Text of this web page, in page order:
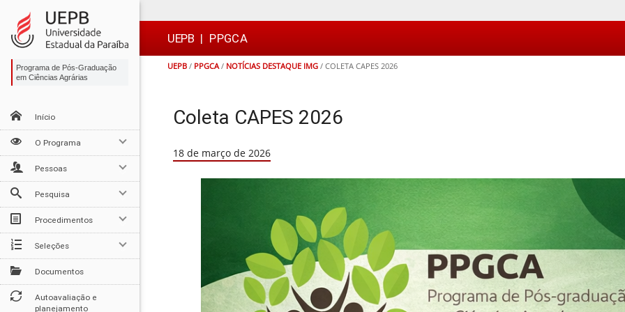
para
conteúdo
para
menu
para
busca
para
rodapé
 UEPB | PPGCA
UEPB / PPGCA/ NOTÍCIAS DESTAQUE IMG / COLETA CAPES 2026
Programa de Pós-Graduação
em Ciências Agrárias
Início
O Programa
Pessoas
Pesquisa
Procedimentos
Seleções
Documentos
Autoavaliação e
planejamento
Coleta CAPES 2026
18 de março de 2026